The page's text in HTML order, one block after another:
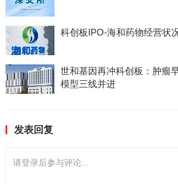
科创板IPO-海和药物经营状
世和基因再冲科创板：肿瘤
模型三线并进
发表回复
请登录后参与评论...